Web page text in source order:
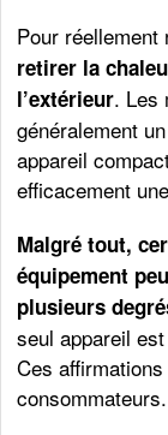
Pour réellement
retirer la
l’extérieur. Les
généralement
appareil
efficacement
Malgré tout,
équipement
plusieurs
seul appareil
Ces
consommateurs.